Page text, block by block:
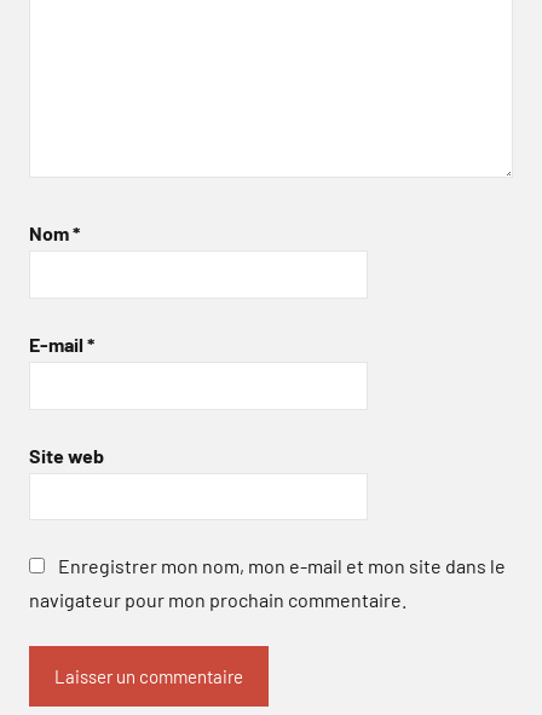
Nom*
E-mail *
Site web
Enregistrer mon nom, mon e-mail et mon site dans le
navigateur pour mon prochain commentaire.